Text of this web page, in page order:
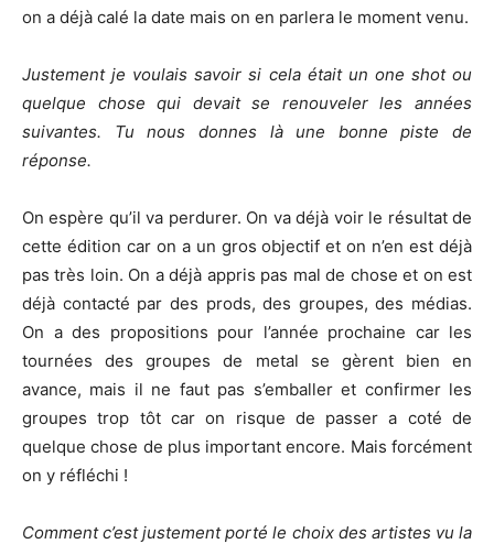
on a déjà calé la date mais on en parlera le moment venu.
Justement je voulais savoir si cela était un one shot ou
quelque chose qui devait se renouveler les années
suivantes. Tu nous donnes là une bonne piste de
réponse.
On espère qu’il va perdurer. On va déjà voir le résultat de
cette édition car on a un gros objectif et on n’en est déjà
pas très loin. On a déjà appris pas mal de chose et on est
déjà contacté par des prods, des groupes, des médias.
On a des propositions pour l’année prochaine car les
tournées des groupes de metal se gèrent bien en
avance, mais il ne faut pas s’emballer et confirmer les
groupes trop tôt car on risque de passer a coté de
quelque chose de plus important encore. Mais forcément
on y réfléchi !
Comment c’est justement porté le choix des artistes vu la